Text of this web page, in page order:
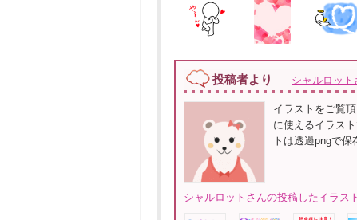
投稿者より シャルロット
イラストをご覧
に使えるイラス
トは透過pngで保
シャルロットさんの投稿したイラス